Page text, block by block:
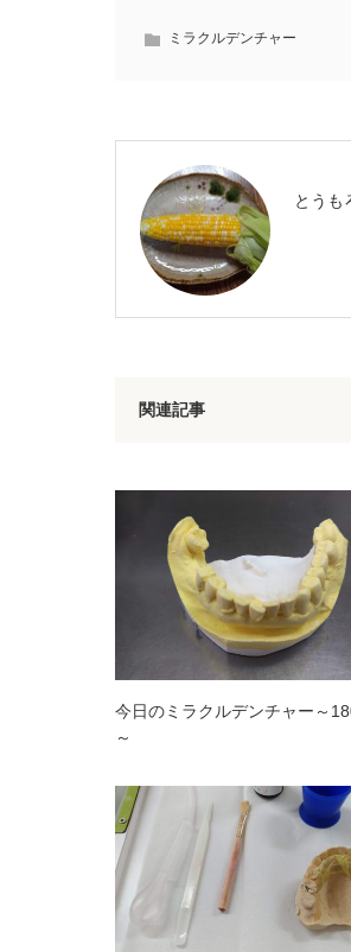
ミラクルデンチャー
とうも
関連記事
今日のミラクルデンチャー～
～